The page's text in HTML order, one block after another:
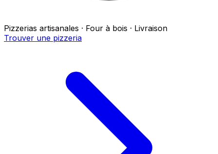
Pizzerias artisanales · Four à bois · Livraison
Trouver une pizzeria